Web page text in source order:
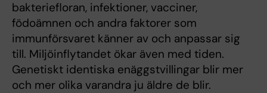
bakteriefloran, infektioner, vacciner,
födoämnen och andra faktorer som
immunförsvaret känner av och anpassar sig
till. Miljöinflytandet ökar även med tiden.
Genetiskt identiska enäggstvillingar blir mer
och mer olika varandra ju äldre de blir.